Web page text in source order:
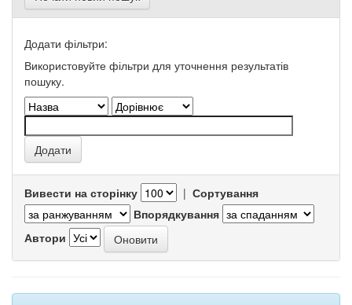
Додати фільтри:
Використовуйте фільтри для уточнення результатів
пошуку.
Вивести на сторінку | Сортування
Впорядкування
Автори